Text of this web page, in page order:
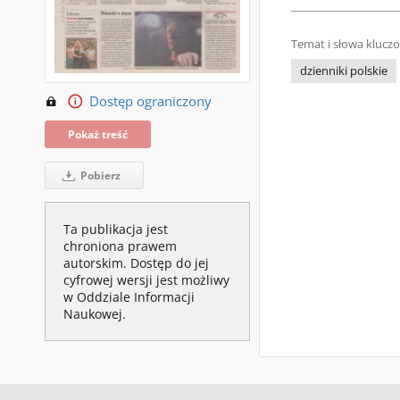
Dostęp ograniczony
Pokaż treść
Pobierz
Ta publikacja jest
chroniona prawem
autorskim. Dostęp do jej
cyfrowej wersji jest możliwy
w Oddziale Informacji
Naukowej.
Temat i słowa
dzienniki polskie